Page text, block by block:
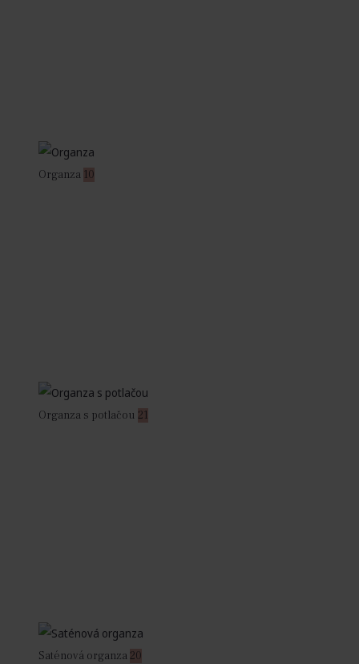
Organza 10
Organza s potlačou 21
Saténová organza 20